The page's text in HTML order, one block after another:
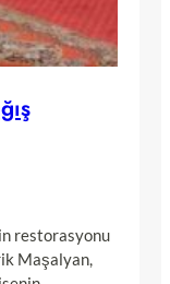
restorasyonu
Maşalyan,